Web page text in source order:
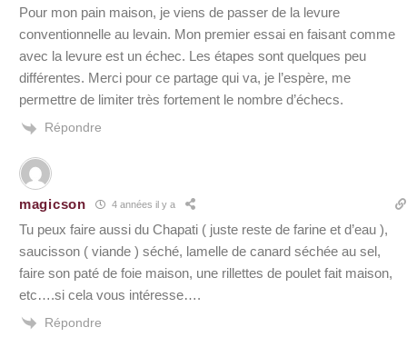
Pour mon pain maison, je viens de passer de la levure
conventionnelle au levain. Mon premier essai en faisant comme
avec la levure est un échec. Les étapes sont quelques peu
différentes. Merci pour ce partage qui va, je l’espère, me
permettre de limiter très fortement le nombre d’échecs.
Répondre
magicson 4 années il y a
Tu peux faire aussi du Chapati ( juste reste de farine et d’eau ),
saucisson ( viande ) séché, lamelle de canard séchée au sel,
faire son paté de foie maison, une rillettes de poulet fait maison,
etc….si cela vous intéresse….
Répondre